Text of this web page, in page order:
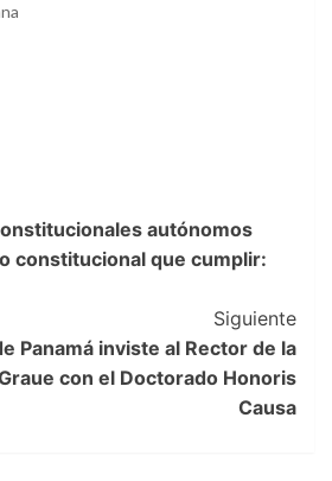
autónomos
constitucional que cumplir:
Siguiente
Panamá inviste al Rector de la
con el Doctorado Honoris
Causa